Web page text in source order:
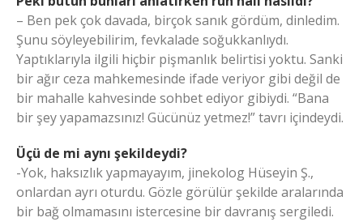
– Ben pek çok davada, birçok sanık gördüm, dinledim.
Şunu söyleyebilirim, fevkalade soğukkanlıydı.
Yaptıklarıyla ilgili hiçbir pişmanlık belirtisi yoktu. Sanki
bir ağır ceza mahkemesinde ifade veriyor gibi değil de
bir mahalle kahvesinde sohbet ediyor gibiydi. “Bana
bir şey yapamazsınız! Gücünüz yetmez!” tavrı içindeydi.
Üçü de mi aynı şekildeydi?
-Yok, haksızlık yapmayayım, jinekolog Hüseyin Ş.,
onlardan ayrı oturdu. Gözle görülür şekilde aralarında
bir bağ olmamasını istercesine bir davranış sergiledi.